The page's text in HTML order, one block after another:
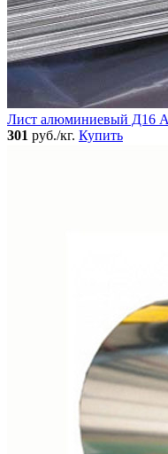
Лист алюминиевый Д16
301 руб./кг. Купить